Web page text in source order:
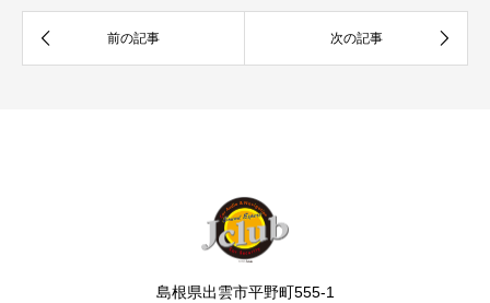
島根県出雲市平野町555-1